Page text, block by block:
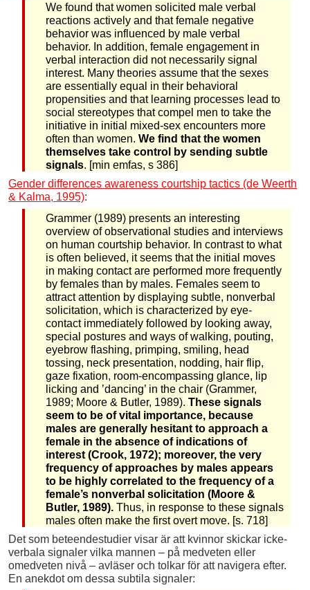
We found that women solicited male verbal
reactions actively and that female negative
behavior was influenced by male verbal
behavior. In addition, female engagement in
verbal interaction did not necessarily signal
interest. Many theories assume that the sexes
are essentially equal in their behavioral
propensities and that learning processes lead to
social stereotypes that compel men to take the
initiative in initial mixed-sex encounters more
often than women. We find that the women
themselves take control by sending subtle
signals. [min emfas, s 386]
Gender differences awareness courtship tactics (de Weerth
& Kalma, 1995):
Grammer (1989) presents an interesting
overview of observational studies and interviews
on human courtship behavior. In contrast to what
is often believed, it seems that the initial moves
in making contact are performed more frequently
by females than by males. Females seem to
attract attention by displaying subtle, nonverbal
solicitation, which is characterized by eye-
contact immediately followed by looking away,
special postures and ways of walking, pouting,
eyebrow flashing, primping, smiling, head
tossing, neck presentation, nodding, hair flip,
gaze fixation, room-encompassing glance, lip
licking and ’dancing’ in the chair (Grammer,
1989; Moore & Butler, 1989). These signals
seem to be of vital importance, because
males are generally hesitant to approach a
female in the absence of indications of
interest (Crook, 1972); moreover, the very
frequency of approaches by males appears
to be highly correlated to the frequency of a
female’s nonverbal solicitation (Moore &
Butler, 1989).Thus, in response to these signals
males often make the first overt move. [s. 718]
Det som beteendestudier visar är att kvinnor skickar icke-
verbala signaler vilka mannen – på medveten eller
omedveten nivå – avläser och tolkar för att navigera efter.
En anekdot om dessa subtila signaler: